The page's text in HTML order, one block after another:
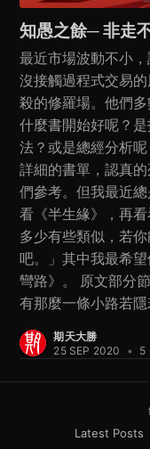
知愚之餘─ 非走
最近市場波動不小
沒接觸過程式交易
殺的修羅場。他們
什麼書開始好呢？
法？或是總經分析
詳細的書單，認真
們參考。但我最近
看《半生緣》，再
多少有些類似，若
吧。」其中我最希
彎路》。 原文部
有那麼一條小路若隱
期天大勝
25 SEP 2020
• 5
Latest Posts